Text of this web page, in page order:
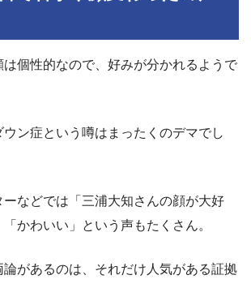
は個性的なので、好みが分かれるようで
ン症という噂はまったくのデマでし
ーなどでは「三浦大知さんの顔が大好
かわいい」という声もたくさん。
論があるのは、それだけ人気がある証拠